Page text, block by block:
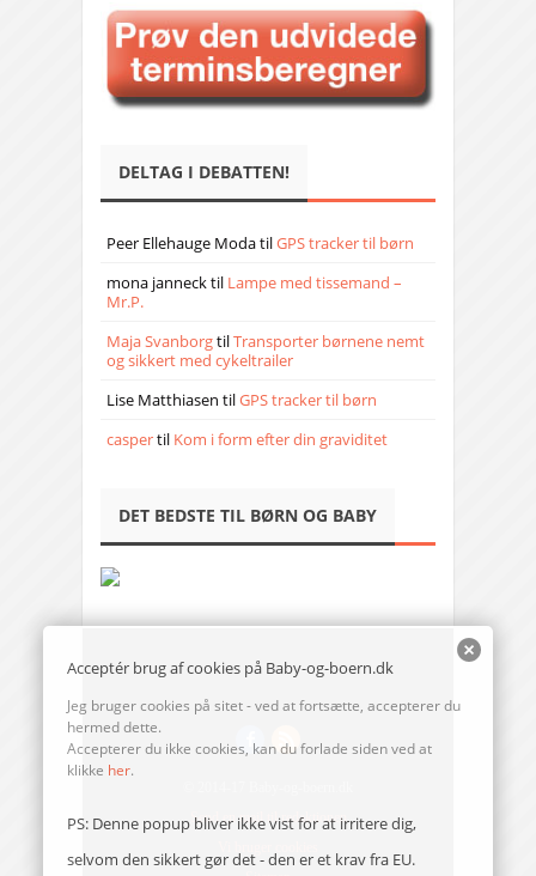
DELTAG I DEBATTEN!
Peer Ellehauge ModatilGPS tracker til børn
mona jannecktil Lampe med tissemand –
Mr.P.
Maja SvanborgtilTransporter børnene nemt
og sikkert med cykeltrailer
Lise Matthiasen tilGPS tracker til børn
caspertil Kom i form efter din graviditet
DET BEDSTE TIL BØRN OG BABY
Send en mail til redaktionen
Acceptér brug af cookies på Baby-og-boern.dk
Jeg bruger cookies på sitet - ved at fortsætte, accepterer du
hermed dette.
Accepterer du ikke cookies, kan du forlade siden ved at
klikke her.
PS: Denne popup bliver ikke vist for at irritere dig,
selvom den sikkert gør det - den er et krav fra EU.